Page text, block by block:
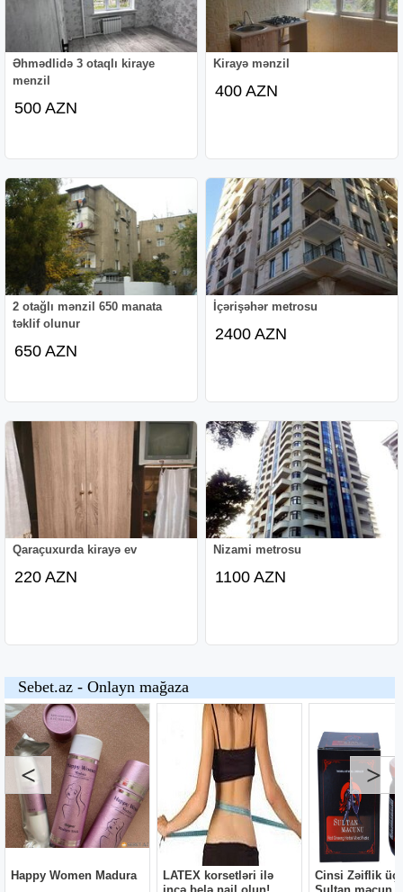
Əhmədlidə 3 otaqlı kiraye
menzil
500 AZN
Kirayə mənzil
400 AZN
2 otağlı mənzil 650 manata
təklif olunur
650 AZN
İçərişəhər metrosu
2400 AZN
Qaraçuxurda kirayə ev
220 AZN
Nizami metrosu
1100 AZN